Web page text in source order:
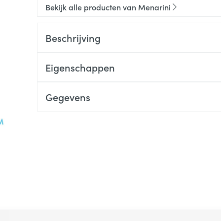
Bekijk alle producten van Menarini
Beschrijving
Eigenschappen
Gegevens